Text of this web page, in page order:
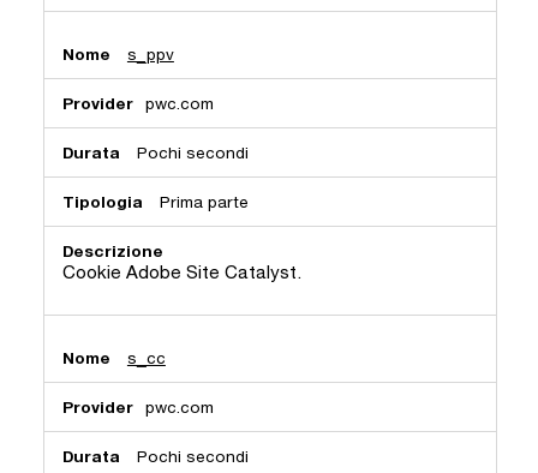
s_ppv
pwc.com
Pochi secondi
Prima parte
Cookie Adobe Site Catalyst.
s_cc
pwc.com
Pochi secondi